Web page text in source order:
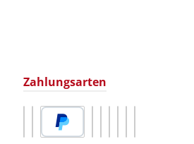
Zahlungsarten